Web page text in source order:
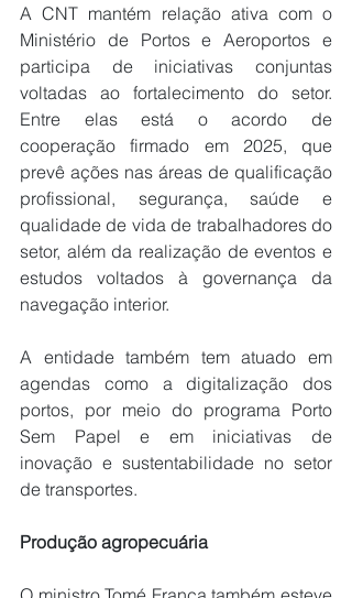
A CNT mantém relação ativa com o
Ministério de Portos e Aeroportos e
participa de iniciativas conjuntas
voltadas ao fortalecimento do setor.
Entre elas está o acordo de
cooperação firmado em 2025, que
prevê ações nas áreas de qualificação
profissional, segurança, saúde e
qualidade de vida de trabalhadores do
setor, além da realização de eventos e
estudos voltados à governança da
navegação interior.
A entidade também tem atuado em
agendas como a digitalização dos
portos, por meio do programa Porto
Sem Papel e em iniciativas de
inovação e sustentabilidade no setor
de transportes.
Produção agropecuária